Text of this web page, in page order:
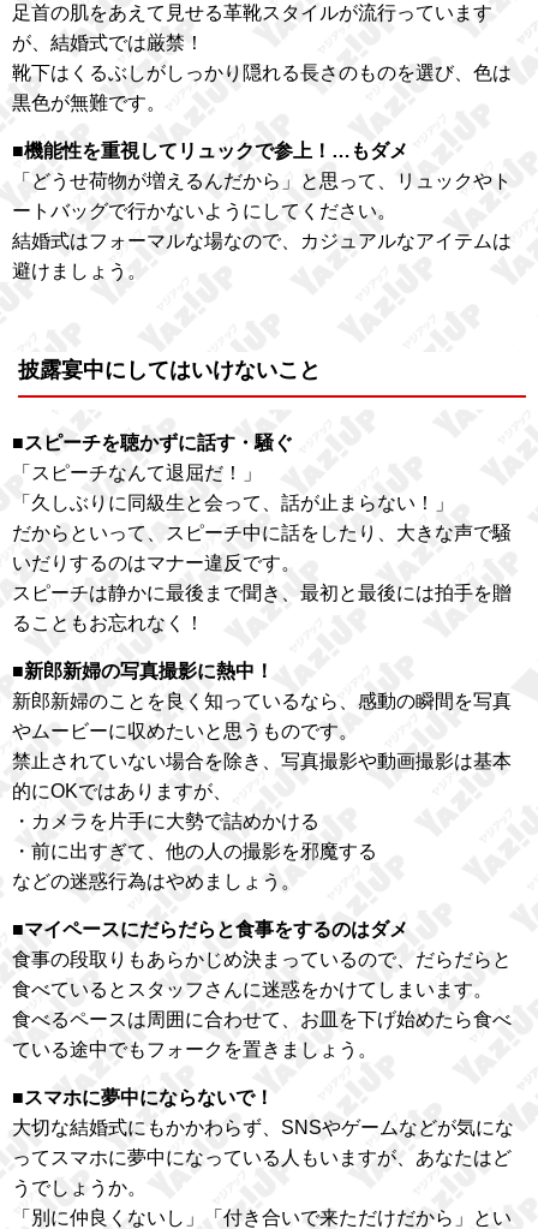
足首の肌をあえて見せる革靴スタイルが流行っています
が、結婚式では厳禁！
靴下はくるぶしがしっかり隠れる長さのものを選び、色は
黒色が無難です。
■機能性を重視してリュックで参上！…もダメ
「どうせ荷物が増えるんだから」と思って、リュックやト
ートバッグで行かないようにしてください。
結婚式はフォーマルな場なので、カジュアルなアイテムは
避けましょう。
披露宴中にしてはいけないこと
■スピーチを聴かずに話す・騒ぐ
「スピーチなんて退屈だ！」
「久しぶりに同級生と会って、話が止まらない！」
だからといって、スピーチ中に話をしたり、大きな声で騒
いだりするのはマナー違反です。
スピーチは静かに最後まで聞き、最初と最後には拍手を贈
ることもお忘れなく！
■新郎新婦の写真撮影に熱中！
新郎新婦のことを良く知っているなら、感動の瞬間を写真
やムービーに収めたいと思うものです。
禁止されていない場合を除き、写真撮影や動画撮影は基本
的にOKではありますが、
・カメラを片手に大勢で詰めかける
・前に出すぎて、他の人の撮影を邪魔する
などの迷惑行為はやめましょう。
■マイペースにだらだらと食事をするのはダメ
食事の段取りもあらかじめ決まっているので、だらだらと
食べているとスタッフさんに迷惑をかけてしまいます。
食べるペースは周囲に合わせて、お皿を下げ始めたら食べ
ている途中でもフォークを置きましょう。
■スマホに夢中にならないで！
大切な結婚式にもかかわらず、SNSやゲームなどが気にな
ってスマホに夢中になっている人もいますが、あなたはど
うでしょうか。
「別に仲良くないし」「付き合いで来ただけだから」とい